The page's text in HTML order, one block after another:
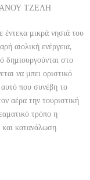
ΤΖΕΛΗ
μικρά νησιά του
αιολική ενέργεια,
στο
να μπει οριστικό
που συνέβη το
αέρα την τουριστική
τρόπο η
και κατανάλωση